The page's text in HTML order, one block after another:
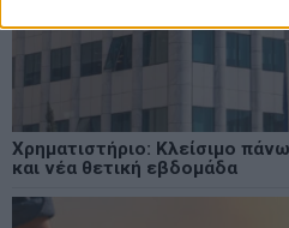
Χρηματιστήριο: Κλείσιμο
και νέα θετική εβδομάδα